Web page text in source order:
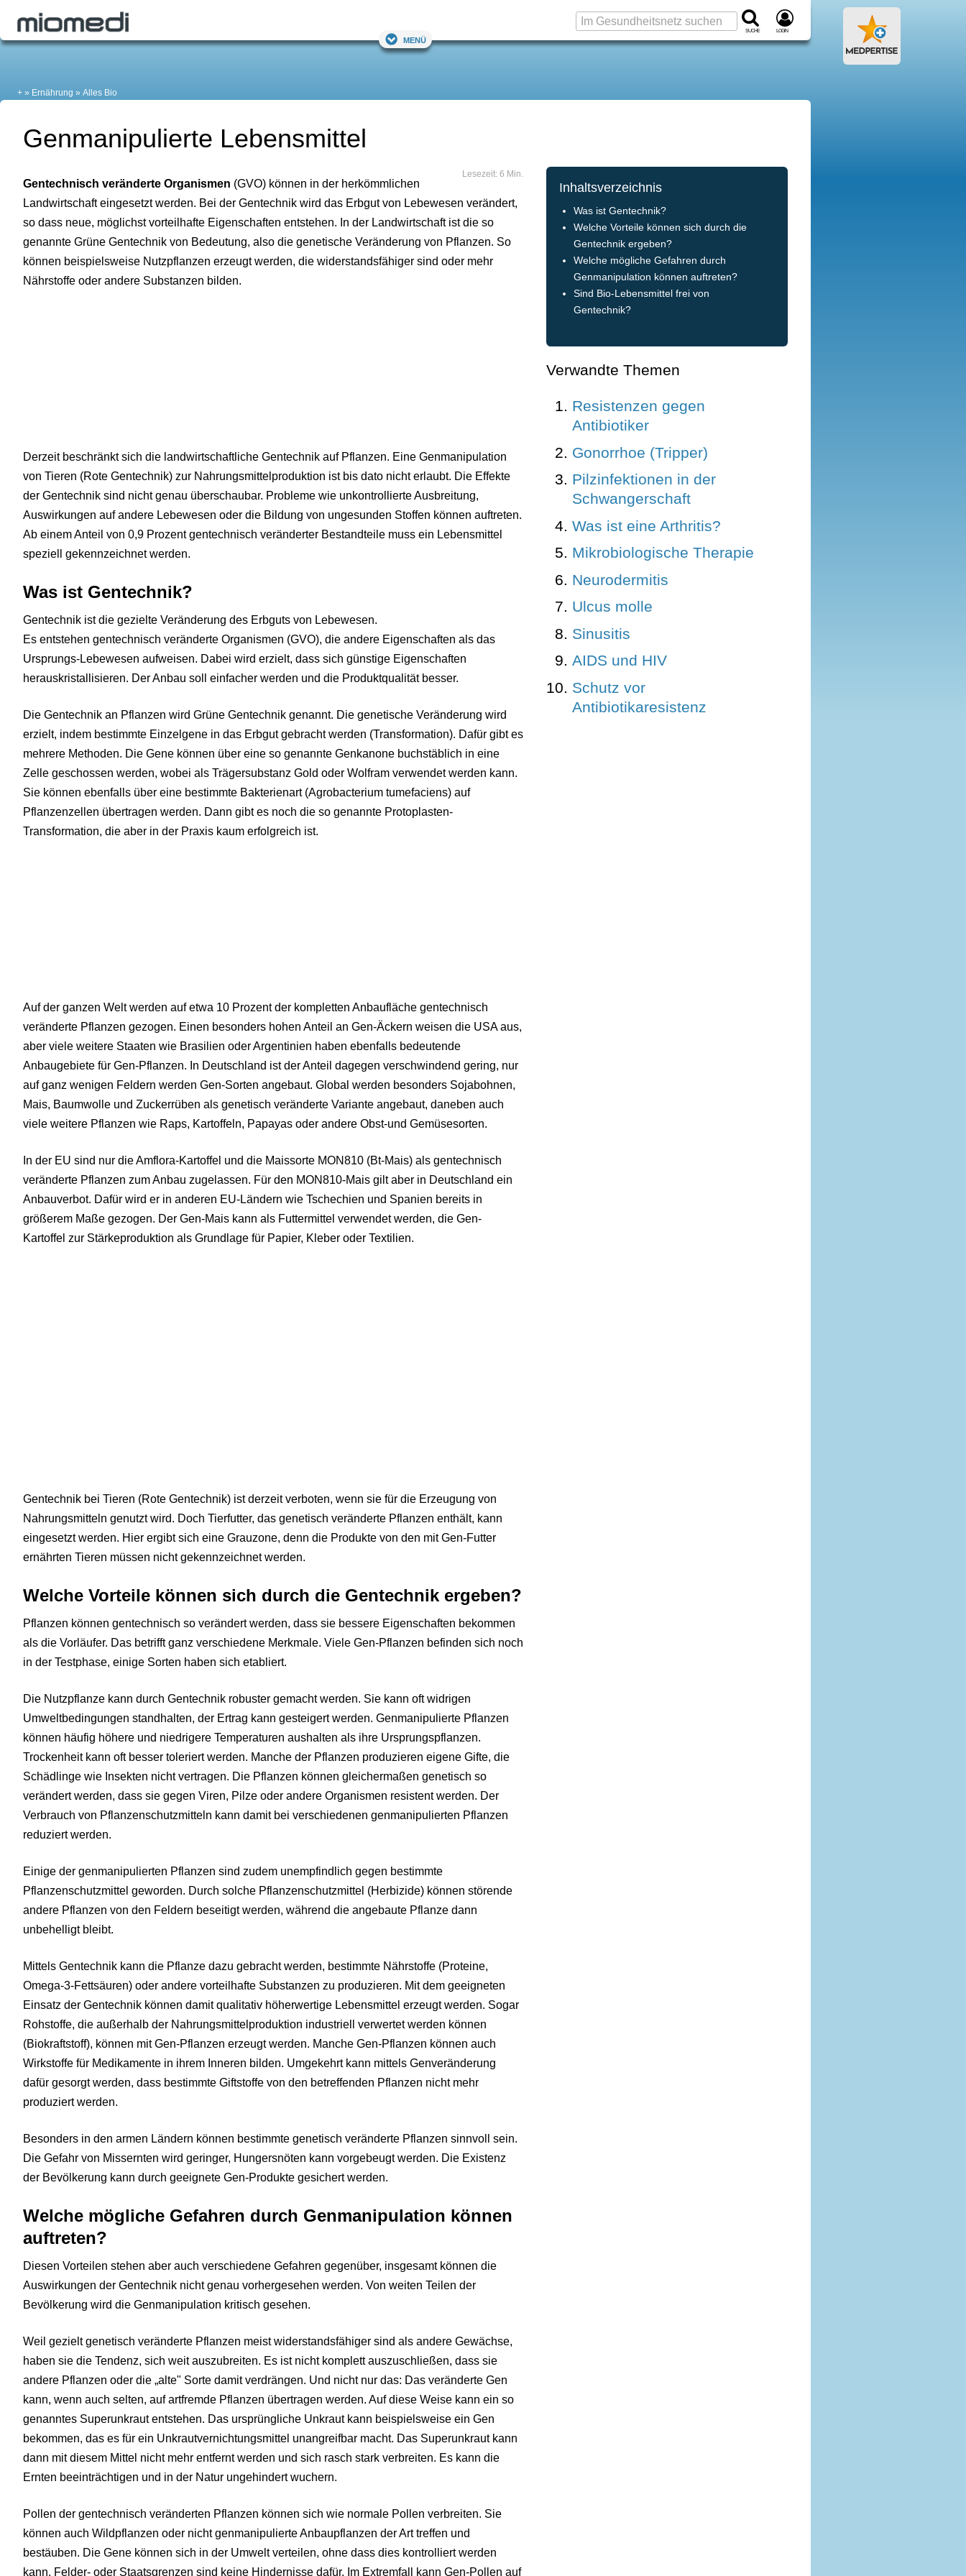
Suche Login
Menü
+ Ernährung Alles Bio
Genmanipulierte Lebensmittel
Lesezeit: 6 Min.
Gentechnisch veränderte Organismen (GVO) können in der herkömmlichen
Landwirtschaft eingesetzt werden. Bei der Gentechnik wird das Erbgut von Lebewesen verändert,
so dass neue, möglichst vorteilhafte Eigenschaften entstehen. In der Landwirtschaft ist die so
genannte Grüne Gentechnik von Bedeutung, also die genetische Veränderung von Pflanzen. So
können beispielsweise Nutzpflanzen erzeugt werden, die widerstandsfähiger sind oder mehr
Nährstoffe oder andere Substanzen bilden.
Derzeit beschränkt sich die landwirtschaftliche Gentechnik auf Pflanzen. Eine Genmanipulation
von Tieren (Rote Gentechnik) zur Nahrungsmittelproduktion ist bis dato nicht erlaubt. Die Effekte
der Gentechnik sind nicht genau überschaubar. Probleme wie unkontrollierte Ausbreitung,
Auswirkungen auf andere Lebewesen oder die Bildung von ungesunden Stoffen können auftreten.
Ab einem Anteil von 0,9 Prozent gentechnisch veränderter Bestandteile muss ein Lebensmittel
speziell gekennzeichnet werden.
Was ist Gentechnik?
Gentechnik ist die gezielte Veränderung des Erbguts von Lebewesen.
Es entstehen gentechnisch veränderte Organismen (GVO), die andere Eigenschaften als das
Ursprungs-Lebewesen aufweisen. Dabei wird erzielt, dass sich günstige Eigenschaften
herauskristallisieren. Der Anbau soll einfacher werden und die Produktqualität besser.
Die Gentechnik an Pflanzen wird Grüne Gentechnik genannt. Die genetische Veränderung wird
erzielt, indem bestimmte Einzelgene in das Erbgut gebracht werden (Transformation). Dafür gibt es
mehrere Methoden. Die Gene können über eine so genannte Genkanone buchstäblich in eine
Zelle geschossen werden, wobei als Trägersubstanz Gold oder Wolfram verwendet werden kann.
Sie können ebenfalls über eine bestimmte Bakterienart (Agrobacterium tumefaciens) auf
Pflanzenzellen übertragen werden. Dann gibt es noch die so genannte Protoplasten-
Transformation, die aber in der Praxis kaum erfolgreich ist.
Auf der ganzen Welt werden auf etwa 10 Prozent der kompletten Anbaufläche gentechnisch
veränderte Pflanzen gezogen. Einen besonders hohen Anteil an Gen-Äckern weisen die USA aus,
aber viele weitere Staaten wie Brasilien oder Argentinien haben ebenfalls bedeutende
Anbaugebiete für Gen-Pflanzen. In Deutschland ist der Anteil dagegen verschwindend gering, nur
auf ganz wenigen Feldern werden Gen-Sorten angebaut. Global werden besonders Sojabohnen,
Mais, Baumwolle und Zuckerrüben als genetisch veränderte Variante angebaut, daneben auch
viele weitere Pflanzen wie Raps, Kartoffeln, Papayas oder andere Obst-und Gemüsesorten.
In der EU sind nur die Amflora-Kartoffel und die Maissorte MON810 (Bt-Mais) als gentechnisch
veränderte Pflanzen zum Anbau zugelassen. Für den MON810-Mais gilt aber in Deutschland ein
Anbauverbot. Dafür wird er in anderen EU-Ländern wie Tschechien und Spanien bereits in
größerem Maße gezogen. Der Gen-Mais kann als Futtermittel verwendet werden, die Gen-
Kartoffel zur Stärkeproduktion als Grundlage für Papier, Kleber oder Textilien.
Gentechnik bei Tieren (Rote Gentechnik) ist derzeit verboten, wenn sie für die Erzeugung von
Nahrungsmitteln genutzt wird. Doch Tierfutter, das genetisch veränderte Pflanzen enthält, kann
eingesetzt werden. Hier ergibt sich eine Grauzone, denn die Produkte von den mit Gen-Futter
ernährten Tieren müssen nicht gekennzeichnet werden.
Welche Vorteile können sich durch die Gentechnik ergeben?
Pflanzen können gentechnisch so verändert werden, dass sie bessere Eigenschaften bekommen
als die Vorläufer. Das betrifft ganz verschiedene Merkmale. Viele Gen-Pflanzen befinden sich noch
in der Testphase, einige Sorten haben sich etabliert.
Die Nutzpflanze kann durch Gentechnik robuster gemacht werden. Sie kann oft widrigen
Umweltbedingungen standhalten, der Ertrag kann gesteigert werden. Genmanipulierte Pflanzen
können häufig höhere und niedrigere Temperaturen aushalten als ihre Ursprungspflanzen.
Trockenheit kann oft besser toleriert werden. Manche der Pflanzen produzieren eigene Gifte, die
Schädlinge wie Insekten nicht vertragen. Die Pflanzen können gleichermaßen genetisch so
verändert werden, dass sie gegen Viren, Pilze oder andere Organismen resistent werden. Der
Verbrauch von Pflanzenschutzmitteln kann damit bei verschiedenen genmanipulierten Pflanzen
reduziert werden.
Einige der genmanipulierten Pflanzen sind zudem unempfindlich gegen bestimmte
Pflanzenschutzmittel geworden. Durch solche Pflanzenschutzmittel (Herbizide) können störende
andere Pflanzen von den Feldern beseitigt werden, während die angebaute Pflanze dann
unbehelligt bleibt.
Mittels Gentechnik kann die Pflanze dazu gebracht werden, bestimmte Nährstoffe (Proteine,
Omega-3-Fettsäuren) oder andere vorteilhafte Substanzen zu produzieren. Mit dem geeigneten
Einsatz der Gentechnik können damit qualitativ höherwertige Lebensmittel erzeugt werden. Sogar
Rohstoffe, die außerhalb der Nahrungsmittelproduktion industriell verwertet werden können
(Biokraftstoff), können mit Gen-Pflanzen erzeugt werden. Manche Gen-Pflanzen können auch
Wirkstoffe für Medikamente in ihrem Inneren bilden. Umgekehrt kann mittels Genveränderung
dafür gesorgt werden, dass bestimmte Giftstoffe von den betreffenden Pflanzen nicht mehr
produziert werden.
Besonders in den armen Ländern können bestimmte genetisch veränderte Pflanzen sinnvoll sein.
Die Gefahr von Missernten wird geringer, Hungersnöten kann vorgebeugt werden. Die Existenz
der Bevölkerung kann durch geeignete Gen-Produkte gesichert werden.
Welche mögliche Gefahren durch Genmanipulation können
auftreten?
Diesen Vorteilen stehen aber auch verschiedene Gefahren gegenüber, insgesamt können die
Auswirkungen der Gentechnik nicht genau vorhergesehen werden. Von weiten Teilen der
Bevölkerung wird die Genmanipulation kritisch gesehen.
Weil gezielt genetisch veränderte Pflanzen meist widerstandsfähiger sind als andere Gewächse,
haben sie die Tendenz, sich weit auszubreiten. Es ist nicht komplett auszuschließen, dass sie
andere Pflanzen oder die „alte" Sorte damit verdrängen. Und nicht nur das: Das veränderte Gen
kann, wenn auch selten, auf artfremde Pflanzen übertragen werden. Auf diese Weise kann ein so
genanntes Superunkraut entstehen. Das ursprüngliche Unkraut kann beispielsweise ein Gen
bekommen, das es für ein Unkrautvernichtungsmittel unangreifbar macht. Das Superunkraut kann
dann mit diesem Mittel nicht mehr entfernt werden und sich rasch stark verbreiten. Es kann die
Ernten beeinträchtigen und in der Natur ungehindert wuchern.
Pollen der gentechnisch veränderten Pflanzen können sich wie normale Pollen verbreiten. Sie
können auch Wildpflanzen oder nicht genmanipulierte Anbaupflanzen der Art treffen und
bestäuben. Die Gene können sich in der Umwelt verteilen, ohne dass dies kontrolliert werden
kann. Felder- oder Staatsgrenzen sind keine Hindernisse dafür. Im Extremfall kann Gen-Pollen auf
Inhaltsverzeichnis
Was ist Gentechnik?
Welche Vorteile können sich durch die
Gentechnik ergeben?
Welche mögliche Gefahren durch
Genmanipulation können auftreten?
Sind Bio-Lebensmittel frei von
Gentechnik?
Verwandte Themen
Resistenzen gegen
Antibiotiker
Gonorrhoe (Tripper)
Pilzinfektionen in der
Schwangerschaft
Was ist eine Arthritis?
Mikrobiologische Therapie
Neurodermitis
Ulcus molle
Sinusitis
AIDS und HIV
Schutz vor
Antibiotikaresistenz